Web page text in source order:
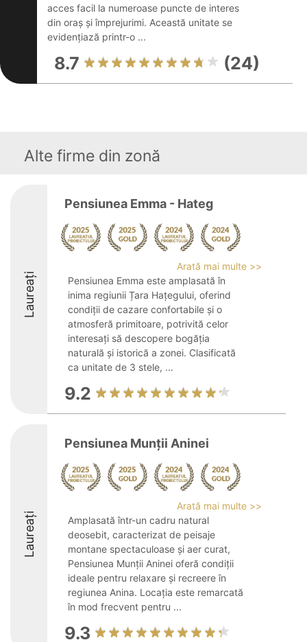
acces facil la numeroase puncte de interes
din oraș și împrejurimi. Această unitate se
evidențiază printr-o ...
8.7 (24)
Alte firme din zonă
Laureați
Pensiunea Emma - Hateg
Arată mai multe >>
Pensiunea Emma este amplasată în
inima regiunii Țara Hațegului, oferind
condiții de cazare confortabile și o
atmosferă primitoare, potrivită celor
interesați să descopere bogăția
naturală și istorică a zonei. Clasificată
ca unitate de 3 stele, ...
9.2
Laureați
Pensiunea Munții Aninei
Arată mai multe >>
Amplasată într-un cadru natural
deosebit, caracterizat de peisaje
montane spectaculoase și aer curat,
Pensiunea Munții Aninei oferă condiții
ideale pentru relaxare și recreere în
regiunea Anina. Locația este remarcată
în mod frecvent pentru ...
9.3